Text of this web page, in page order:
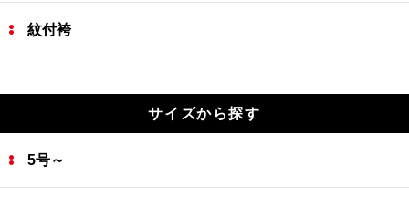
紋付袴
サイズから探す
5号～